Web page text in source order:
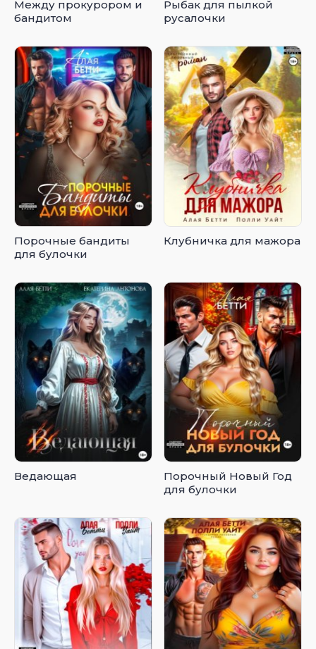
Между прокурором и
бандитом
Рыбак для пылкой
русалочки
Порочные бандиты
для булочки
Клубничка для мажора
Ведающая
Порочный Новый Год
для булочки